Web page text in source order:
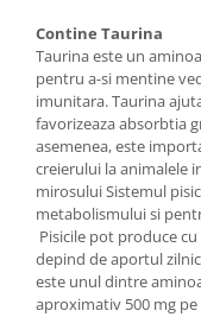
Contine Taurina
Taurina este un
pentru a-si mentine
imunitara. Taurina
favorizeaza absorbtia
asemenea, este
creierului la animalele
mirosului Sistemul
metabolismului si
Pisicile pot produce
depind de aportul
este unul dintre
aproximativ 500 mg pe